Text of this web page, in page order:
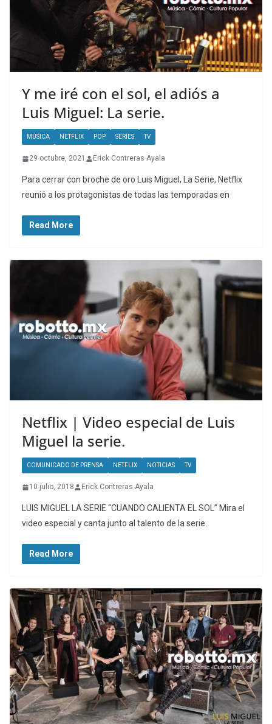
Y me iré con el sol, el adiós a
Luis Miguel: La serie.
MÚSICA NETFLIX POP SERIES TV
29 octubre, 2021 Erick Contreras Ayala
Para cerrar con broche de oro Luis Miguel, La Serie, Netflix
reunió a los protagonistas de todas las temporadas en
Read More
Netflix | Video especial de Luis
Miguel la serie.
COMUNICADO DE PRENSA NETFLIX NOTICIAS TV
10 julio, 2018 Erick Contreras Ayala
LUIS MIGUEL LA SERIE “CUANDO CALIENTA EL SOL” Mira el
video especial y canta junto al talento de la serie.
Read More